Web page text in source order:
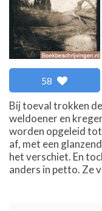
58
Bij toeval trokken
weldoener en
worden opgeleid
af, met een
het verschiet. En
anders in petto. Ze